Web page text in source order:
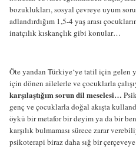
bozuklukları, sosyal çevreye uyum
adlandırdığım 1,5-4 yaş arası
inatçılık kıskançlık gibi konular…
Öte yandan Türkiye‘ye tatil için gelen
için dönen ailelerle ve çocuklarla
karşılaştığım sorun dil meselesi…
genç ve çocuklarla doğal akışta
öykü bir metafor bir deyim ya da bir
karşılık bulmaması sürece zarar
psikoterapi biraz daha sığ bir